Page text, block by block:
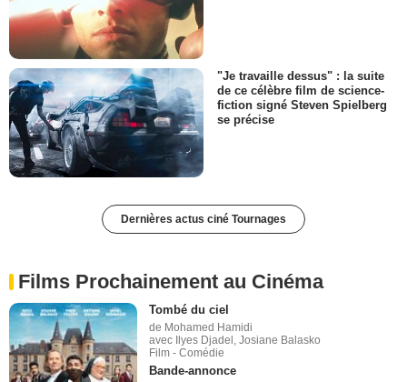
"Je travaille dessus" : la suite
de ce célèbre film de science-
fiction signé Steven Spielberg
se précise
Dernières actus ciné Tournages
Films Prochainement au Cinéma
Tombé du ciel
de Mohamed Hamidi
avec Ilyes Djadel, Josiane Balasko
Film - Comédie
Bande-annonce